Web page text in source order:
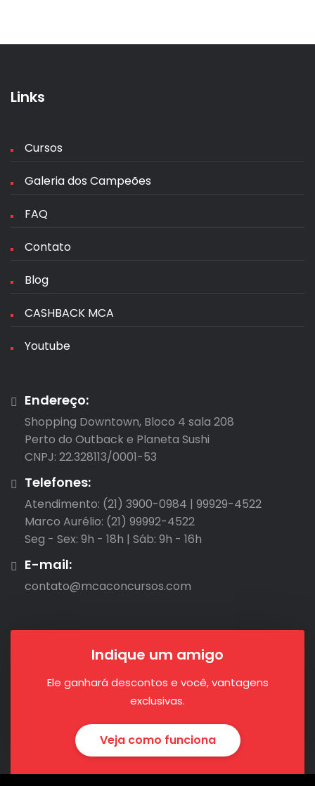
Links
Cursos
Galeria dos Campeões
FAQ
Contato
Blog
CASHBACK MCA
Youtube
Endereço:
Shopping Downtown, Bloco 4 sala 208
Perto do Outback e Planeta Sushi
CNPJ: 22.328113/0001-53
Telefones:
Atendimento: (21) 3900-0984 | 99929-4522
Marco Aurélio: (21) 99992-4522
Seg - Sex: 9h - 18h | Sáb: 9h - 16h
E-mail:
contato@mcaconcursos.com
Indique um amigo
Ele ganhará descontos e você, vantagens
exclusivas.
Veja como funciona